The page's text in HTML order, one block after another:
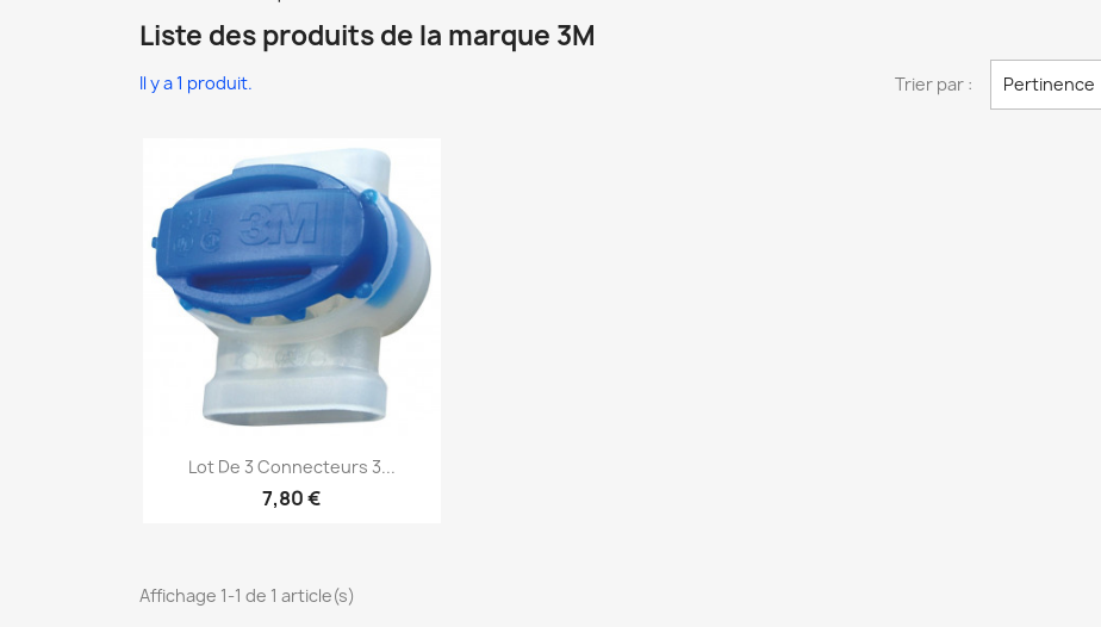
Liste des produits de la marque 3M
Il y a 1 produit. Trier par : Pertinence
Aperçu rapide
Lot De 3 Connecteurs 3...
7,80 €
Affichage 1-1 de 1 article(s)